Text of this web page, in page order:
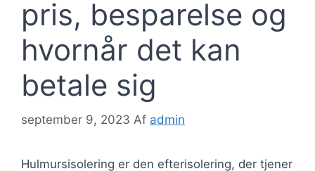
pris, besparelse og
hvornår det kan
betale sig
september 9, 2023 Af admin
Hulmursisolering er den efterisolering, der tjener